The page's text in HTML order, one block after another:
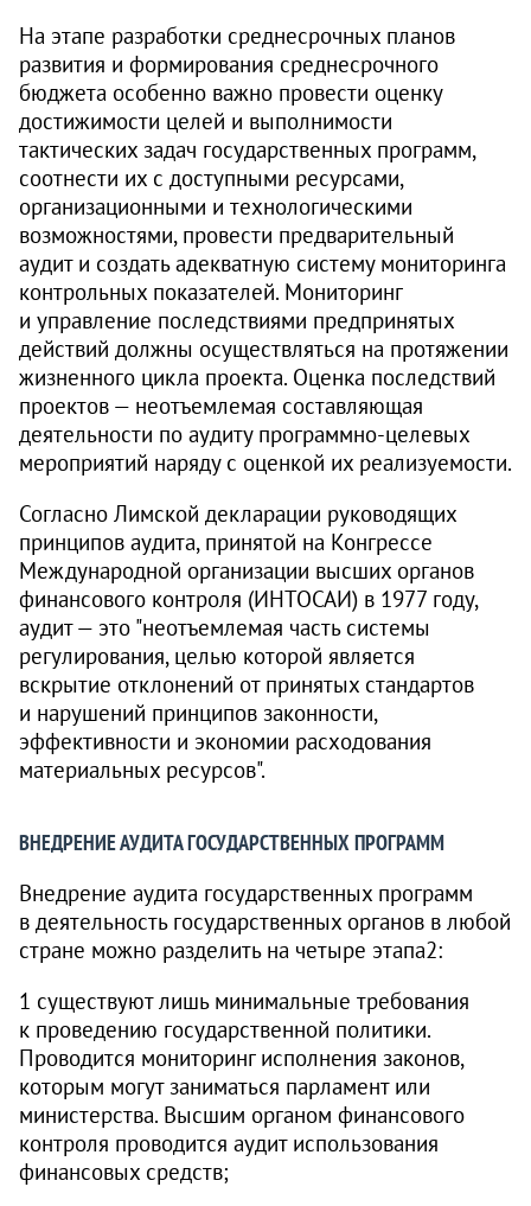
На этапе разработки среднесрочных планов
развития и формирования среднесрочного
бюджета особенно важно провести оценку
достижимости целей и выполнимости
тактических задач государственных программ,
соотнести их с доступными ресурсами,
организационными и технологическими
возможностями, провести предварительный
аудит и создать адекватную систему мониторинга
контрольных показателей. Мониторинг
и управление последствиями предпринятых
действий должны осуществляться на протяжении
жизненного цикла проекта. Оценка последствий
проектов — неотъемлемая составляющая
деятельности по аудиту программно-целевых
мероприятий наряду с оценкой их реализуемости.
Согласно Лимской декларации руководящих
принципов аудита, принятой на Конгрессе
Международной организации высших органов
финансового контроля (ИНТОСАИ) в 1977 году,
аудит — это "неотъемлемая часть системы
регулирования, целью которой является
вскрытие отклонений от принятых стандартов
и нарушений принципов законности,
эффективности и экономии расходования
материальных ресурсов".
ВНЕДРЕНИЕ АУДИТА ГОСУДАРСТВЕННЫХ ПРОГРАММ
Внедрение аудита государственных программ
в деятельность государственных органов в любой
стране можно разделить на четыре этапа2:
1 существуют лишь минимальные требования
к проведению государственной политики.
Проводится мониторинг исполнения законов,
которым могут заниматься парламент или
министерства. Высшим органом финансового
контроля проводится аудит использования
финансовых средств;